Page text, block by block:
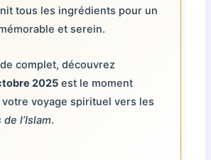
tous les ingrédients pour un
et serein.
complet, découvrez
2025 est le moment
voyage spirituel vers les
l’Islam.